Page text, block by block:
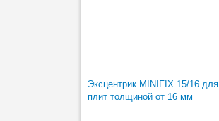
Эксцентрик MINIFIX 15/16 для
плит толщиной от 16 мм